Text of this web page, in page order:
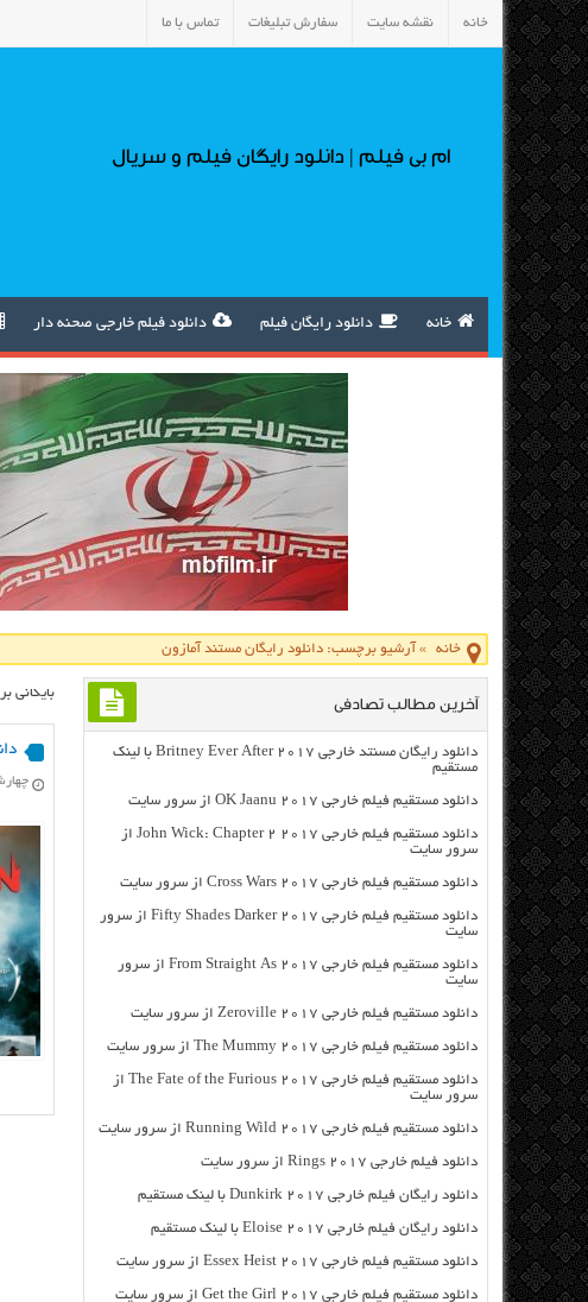
خانه نقشه سایت سفارش تبلیغات تماس با ما
ام بی فیلم | دانلود رایگان فیلم و سریال
خانه دانلود رایگان فیلم دانلود فیلم خارجی صحنه دار
خانه » آرشیو برچسب: دانلود رایگان مستند آمازون
بایگانی
چهارشنبه
آخرین مطالب تصادفی
دانلود رایگان مسنتد خارجی Britney Ever After 2017 با لینک
مستقیم
دانلود مستقیم فیلم خارجی OK Jaanu 2017 از سرور سایت
دانلود مستقیم فیلم خارجی John Wick: Chapter 2 2017 از
سرور سایت
دانلود مستقیم فیلم خارجی Cross Wars 2017 از سرور سایت
دانلود مستقیم فیلم خارجی Fifty Shades Darker 2017 از سرور
سایت
دانلود مستقیم فیلم خارجی From Straight As 2017 از سرور
سایت
دانلود مستقیم فیلم خارجی Zeroville 2017 از سرور سایت
دانلود مستقیم فیلم خارجی The Mummy 2017 از سرور سایت
دانلود مستقیم فیلم خارجی The Fate of the Furious 2017 از
سرور سایت
دانلود مستقیم فیلم خارجی Running Wild 2017 از سرور سایت
دانلود فیلم خارجی Rings 2017 از سرور سایت
دانلود رایگان فیلم خارجی Dunkirk 2017 با لینک مستقیم
دانلود رایگان فیلم خارجی Eloise 2017 با لینک مستقیم
دانلود مستقیم فیلم خارجی Essex Heist 2017 از سرور سایت
دانلود مستقیم فیلم خارجی Get the Girl 2017 از سرور سایت